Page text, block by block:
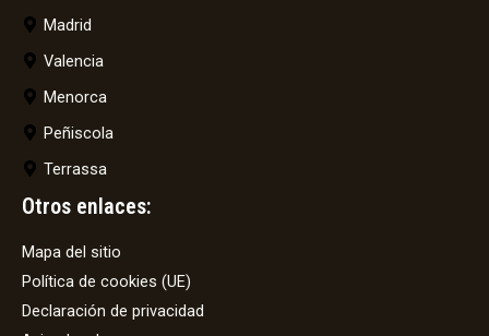
Madrid
Valencia
Menorca
Peñiscola
Terrassa
Otros enlaces:
Mapa del sitio
Política de cookies (UE)
Declaración de privacidad